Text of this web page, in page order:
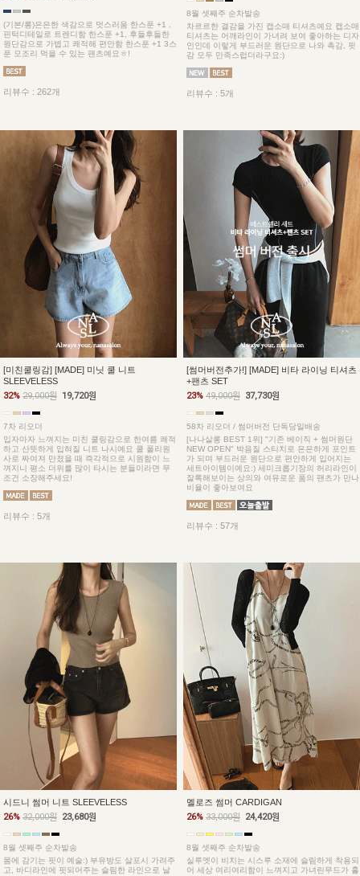
(기본/롱)은은한 색감으로 멋스러움 한스푼 +1 ,
핀턱디테일로 트렌디함 한스푼 +1, 후들후들한
원단감으로 가볍고 쾌적해 편안함 한스푼 +1 3스
푼 모조리 먹을 수 있는 팬츠예요ㅎ!
리뷰수 : 262개
8월 셋째주 순차발송
차르르한 결감을 가진 캡소매 티셔츠예요 캡소매
티셔츠는 어깨라인이 가녀려 보여 좋아하는 디자
인인데 이렇게 부드러운 원단으로 나와 촉감, 핏
감 모두 만족스럽더라구요:)
리뷰수 : 5개
[미친쿨링감] [MADE] 미닛 쿨 니트
SLEEVELESS
32% 29,000원 19,720원
7차 리오더
입자마자 느껴지는 미친 쿨링감으로 한여름 쾌적
하고 산뜻하게 입혀질 니트 나시예요 쿨 폴리원
사로 짜여져 만졌을 때 즉각적으로 시원함이 느
껴지니 평소 더위를 많이 타시는 분들이라면 무
조건 소장해주세요!
리뷰수 : 5개
[썸머버전추가!] [MADE] 비타 라이닝 티셔츠
+팬츠 SET
23% 49,000원 37,730원
58차 리오더 / 썸머버전 단독당일배송
[나나살롱 BEST 1위] "기존 베이직 + 썸머원단
NEW OPEN" 박음질 스티치로 은은하게 포인트
가 되며 부드러운 원단으로 편안하게 입어지는
세트아이템이예요:) 세미크롭기장의 허리라인이
잘록해보이는 상의와 여유로운 품의 팬츠가 만나
비율이 좋아보여요
리뷰수 : 57개
시드니 썸머 니트 SLEEVELESS
26% 32,000원 23,680원
8월 셋째주 순차발송
몸에 감기는 핏이 예술:) 부유방도 살포시 가려주
고, 바디라인에 핏되어주는 슬림한 라인으로 날
멜로즈 썸머 CARDIGAN
26% 33,000원 24,420원
8월 셋째주 순차발송
실루엣이 비치는 시스루 소재에 슬림하게 착용되
어 세상 여리여리함이 느껴지고 가녀린무드가 흘